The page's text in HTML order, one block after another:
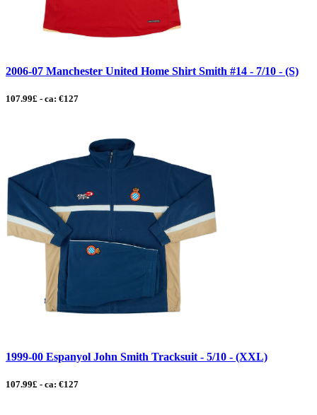
2006-07 Manchester United Home Shirt Smith #14 - 7/10 - (S)
107.99£ - ca: €127
1999-00 Espanyol John Smith Tracksuit - 5/10 - (XXL)
107.99£ - ca: €127